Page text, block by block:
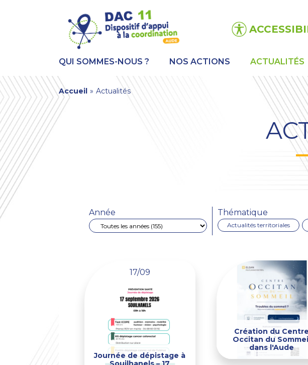
QUI SOMMES-NOUS ? NOS ACTIONS ACTUALITÉS
You
are
Accueil » Actualités
Thématique
Actualités territoriales
Année
17/09
Journée de dépistage à
Création du Centre
Occitan du Sommeil
dans l'Aude